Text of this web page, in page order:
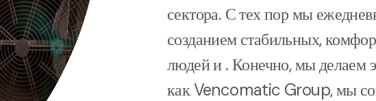
сектора. С тех пор мы
созданием стабильных,
людей и . Конечно, мы делаем
как Vencomatic Group, мы